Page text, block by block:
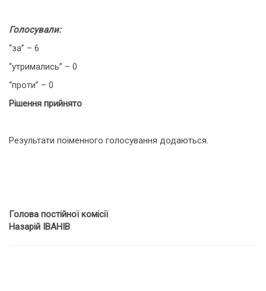
Голосували:
“за” – 6
“утримались” – 0
“проти” – 0
Рішення прийнято
Результати поіменного голосування додаються.
Голова постійноїкомісії
Назарій ІВАНІВ